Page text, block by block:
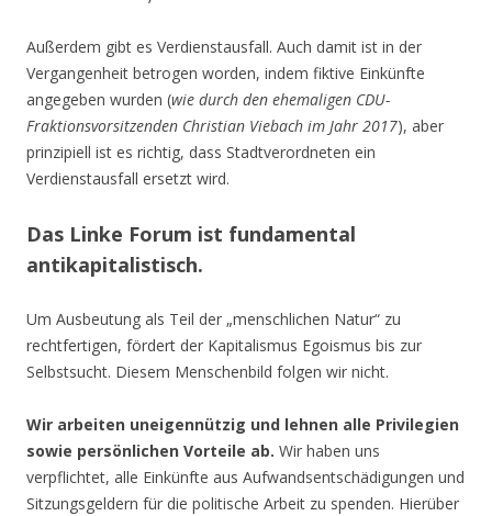
Außerdem gibt es Verdienstausfall. Auch damit ist in der
Vergangenheit betrogen worden, indem fiktive Einkünfte
angegeben wurden (wie durch den ehemaligen CDU-
Fraktionsvorsitzenden Christian Viebach im Jahr 2017), aber
prinzipiell ist es richtig, dass Stadtverordneten ein
Verdienstausfall ersetzt wird.
Das Linke Forum ist fundamental
antikapitalistisch.
Um Ausbeutung als Teil der „menschlichen Natur“ zu
rechtfertigen, fördert der Kapitalismus Egoismus bis zur
Selbstsucht. Diesem Menschenbild folgen wir nicht.
Wir arbeiten uneigennützig und lehnen alle Privilegien
sowie persönlichen Vorteile ab. Wir haben uns
verpflichtet, alle Einkünfte aus Aufwandsentschädigungen und
Sitzungsgeldern für die politische Arbeit zu spenden. Hierüber